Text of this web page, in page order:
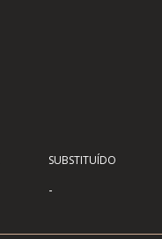
SUBSTITUÍDO
-